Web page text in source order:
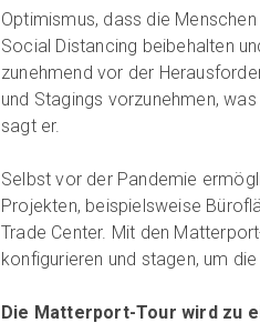
Optimismus, dass die
Social Distancing beibehalten
zunehmend vor der
und Stagings vorzunehmen,
sagt er.
Selbst vor der Pandemie
Projekten, beispielsweise
Trade Center. Mit den
konfigurieren und stagen, um
Die Matterport-Tour wird zu